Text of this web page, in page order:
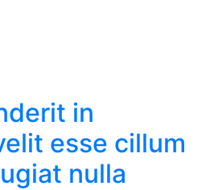
in
esse cillum
nulla